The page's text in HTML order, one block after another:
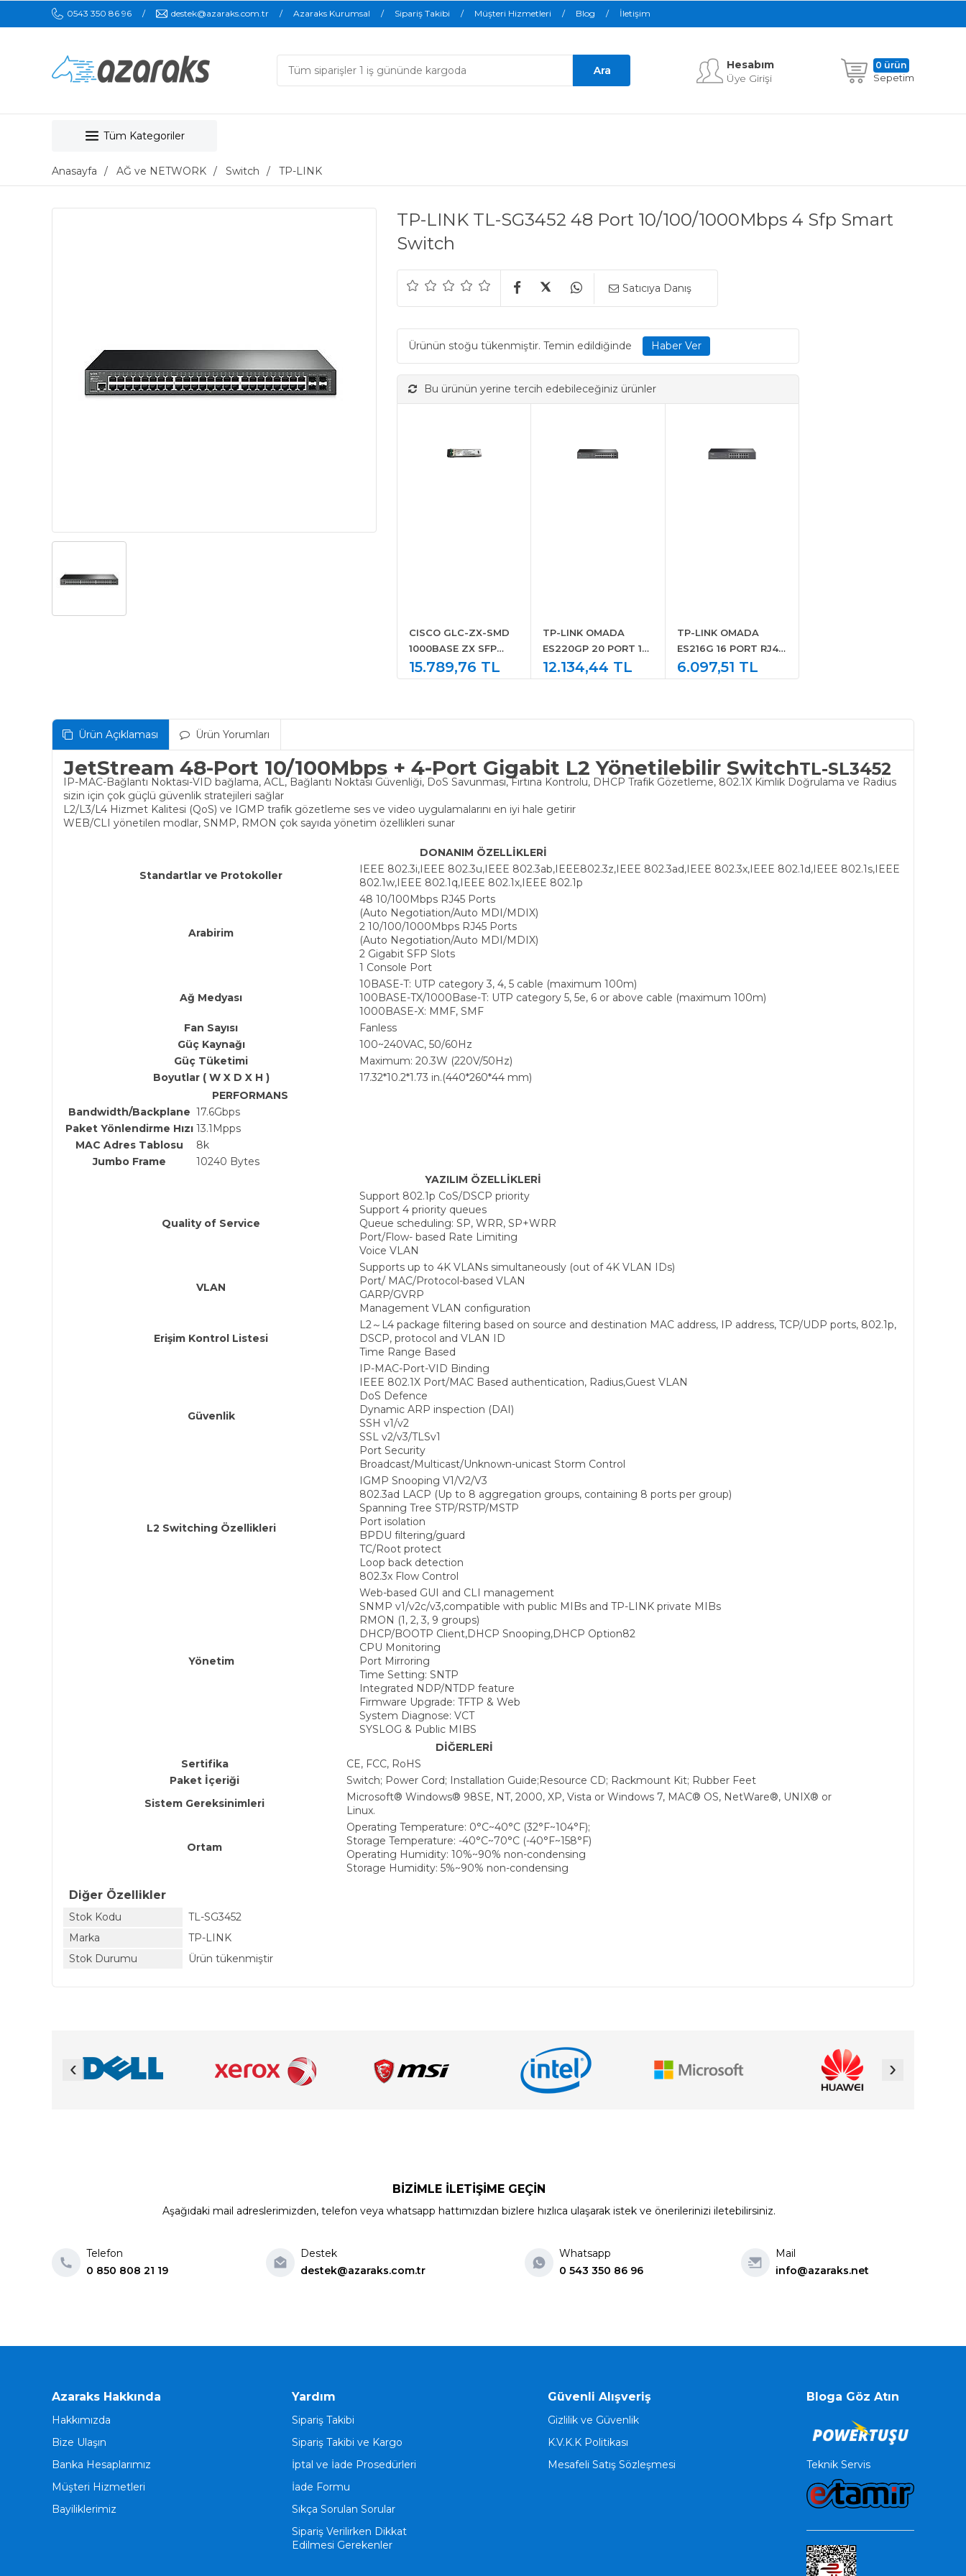
0543 350 86 96 destek@azaraks.com.tr Azaraks Kurumsal Sipariş Takibi Müşteri Hizmetleri Blog İletişim
Hesabım
Üye Girişi
Sepetim
0 ürün
Tüm Kategoriler
Anasayfa AĞ ve NETWORK Switch TP-LINK
TP-LINK TL-SG3452 48 Port 10/100/1000Mbps 4 Sfp Smart
Switch
Satıcıya Danış
Ürünün stoğu tükenmiştir. Temin edildiğinde
Bu ürünün yerine tercih edebileceğiniz ürünler
CISCO GLC-ZX-SMD
1000BASE ZX SFP
TRANSCEIVER
MODULE SMF 1550NM
15.789,76 TL
TP-LINK OMADA
ES220GP 20 PORT 16
X PoE+ GIGABIT
KOLAY YONETILEBILIR
12.134,44 TL
TP-LINK OMADA
ES216G 16 PORT RJ45
GIGABIT KOLAY
YONETILEBILIR
6.097,51 TL
Ürün Açıklaması Ürün Yorumları
JetStream 48-Port 10/100Mbps + 4-Port Gigabit L2 Yönetilebilir SwitchTL-SL3452
IP-MAC-Bağlantı Noktası-VID bağlama, ACL, Bağlantı Noktası Güvenliği, DoS Savunması, Fırtına Kontrolu, DHCP Trafik Gözetleme, 802.1X Kimlik Doğrulama ve Radius
sizin için çok güçlü güvenlik stratejileri sağlar
L2/L3/L4 Hizmet Kalitesi (QoS) ve IGMP trafik gözetleme ses ve video uygulamalarını en iyi hale getirir
WEB/CLI yönetilen modlar, SNMP, RMON çok sayıda yönetim özellikleri sunar
DONANIM ÖZELLİKLERİ
Standartlar ve Protokoller
IEEE 802.3i,IEEE 802.3u,IEEE 802.3ab,IEEE802.3z,IEEE 802.3ad,IEEE 802.3x,IEEE 802.1d,IEEE 802.1s,IEEE
802.1w,IEEE 802.1q,IEEE 802.1x,IEEE 802.1p
Arabirim
48 10/100Mbps RJ45 Ports
(Auto Negotiation/Auto MDI/MDIX)
2 10/100/1000Mbps RJ45 Ports
(Auto Negotiation/Auto MDI/MDIX)
2 Gigabit SFP Slots
1 Console Port
Ağ Medyası
10BASE-T: UTP category 3, 4, 5 cable (maximum 100m)
100BASE-TX/1000Base-T: UTP category 5, 5e, 6 or above cable (maximum 100m)
1000BASE-X: MMF, SMF
Fan Sayısı
Fanless
Güç Kaynağı
100~240VAC, 50/60Hz
Güç Tüketimi
Maximum: 20.3W (220V/50Hz)
Boyutlar ( W X D X H )
17.32*10.2*1.73 in.(440*260*44 mm)
PERFORMANS
Bandwidth/Backplane 17.6Gbps
Paket Yönlendirme Hızı 13.1Mpps
MAC Adres Tablosu
8k
Jumbo Frame
10240 Bytes
YAZILIM ÖZELLİKLERİ
Quality of Service
Support 802.1p CoS/DSCP priority
Support 4 priority queues
Queue scheduling: SP, WRR, SP+WRR
Port/Flow- based Rate Limiting
Voice VLAN
VLAN
Supports up to 4K VLANs simultaneously (out of 4K VLAN IDs)
Port/ MAC/Protocol-based VLAN
GARP/GVRP
Management VLAN configuration
Erişim Kontrol Listesi
L2～L4 package filtering based on source and destination MAC address, IP address, TCP/UDP ports, 802.1p,
DSCP, protocol and VLAN ID
Time Range Based
Güvenlik
IP-MAC-Port-VID Binding
IEEE 802.1X Port/MAC Based authentication, Radius,Guest VLAN
DoS Defence
Dynamic ARP inspection (DAI)
SSH v1/v2
SSL v2/v3/TLSv1
Port Security
Broadcast/Multicast/Unknown-unicast Storm Control
L2 Switching Özellikleri
IGMP Snooping V1/V2/V3
802.3ad LACP (Up to 8 aggregation groups, containing 8 ports per group)
Spanning Tree STP/RSTP/MSTP
Port isolation
BPDU filtering/guard
TC/Root protect
Loop back detection
802.3x Flow Control
Yönetim
Web-based GUI and CLI management
SNMP v1/v2c/v3,compatible with public MIBs and TP-LINK private MIBs
RMON (1, 2, 3, 9 groups)
DHCP/BOOTP Client,DHCP Snooping,DHCP Option82
CPU Monitoring
Port Mirroring
Time Setting: SNTP
Integrated NDP/NTDP feature
Firmware Upgrade: TFTP & Web
System Diagnose: VCT
SYSLOG & Public MIBS
DİĞERLERİ
Sertifika
CE, FCC, RoHS
Paket İçeriği
Switch; Power Cord; Installation Guide;Resource CD; Rackmount Kit; Rubber Feet
Sistem Gereksinimleri
Microsoft® Windows® 98SE, NT, 2000, XP, Vista or Windows 7, MAC® OS, NetWare®, UNIX® or
Linux.
Ortam
Operating Temperature: 0°C~40°C (32°F~104°F);
Storage Temperature: -40°C~70°C (-40°F~158°F)
Operating Humidity: 10%~90% non-condensing
Storage Humidity: 5%~90% non-condensing
Diğer Özellikler
Stok Kodu
TL-SG3452
Marka
TP-LINK
Stok Durumu
Ürün tükenmiştir
‹ ›
BİZİMLE İLETİŞİME GEÇİN
Aşağıdaki mail adreslerimizden, telefon veya whatsapp hattımızdan bizlere hızlıca ulaşarak istek ve önerilerinizi iletebilirsiniz.
Telefon
0 850 808 21 19
Destek
destek@azaraks.com.tr
Whatsapp
0 543 350 86 96
Mail
info@azaraks.net
Azaraks Hakkında
Hakkımızda
Bize Ulaşın
Banka Hesaplarımız
Müşteri Hizmetleri
Bayiliklerimiz
Yardım
Sipariş Takibi
Sipariş Takibi ve Kargo
İptal ve İade Prosedürleri
İade Formu
Sıkça Sorulan Sorular
Sipariş Verilirken Dikkat
Edilmesi Gerekenler
Güvenli Alışveriş
Gizlilik ve Güvenlik
K.V.K.K Politikası
Mesafeli Satış Sözleşmesi
Bloga Göz Atın
Teknik Servis